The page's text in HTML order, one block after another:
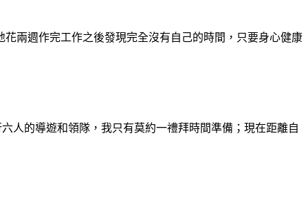
兩週作完工作之後發現完全沒有自己的時間，只要身心健康
人的導遊和領隊，我只有莫約一禮拜時間準備；現在距離自